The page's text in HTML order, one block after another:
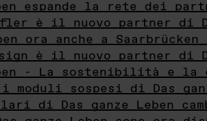
espande la rete dei
è il nuovo partner di
ora anche a
è il nuovo partner di
- La sostenibilità e la
moduli sospesi di Das
di Das ganze Leben